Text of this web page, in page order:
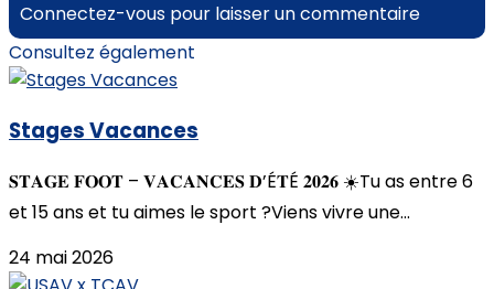
Connectez-vous pour laisser un commentaire
Consultez également
Stages Vacances
𝐒𝐓𝐀𝐆𝐄 𝐅𝐎𝐎𝐓 – 𝐕𝐀𝐂𝐀𝐍𝐂𝐄𝐒 𝐃’É𝐓É 𝟐𝟎𝟐𝟔 ☀️Tu as entre 6
et 15 ans et tu aimes le sport ?Viens vivre une...
24 mai 2026